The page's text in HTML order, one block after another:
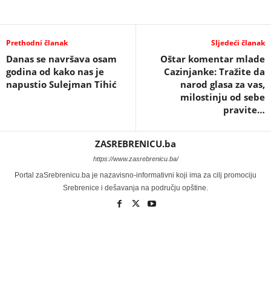
Prethodni članak
Danas se navršava osam
godina od kako nas je
napustio Sulejman Tihić
Sljedeći članak
Oštar komentar mlade
Cazinjanke: Tražite da
narod glasa za vas,
milostinju od sebe
pravite…
ZASREBRENICU.ba
https://www.zasrebrenicu.ba/
Portal zaSrebrenicu.ba je nazavisno-informativni koji ima za cilj promociju
Srebrenice i dešavanja na području opštine.